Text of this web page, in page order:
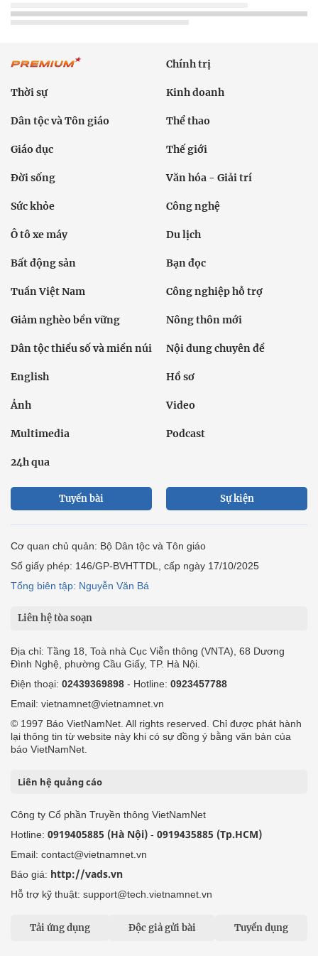
Chính trị
Thời sự Kinh doanh
Dân tộc và Tôn giáo Thể thao
Giáo dục Thế giới
Đời sống Văn hóa - Giải trí
Sức khỏe Công nghệ
Ô tô xe máy Du lịch
Bất động sản Bạn đọc
Tuần Việt Nam Công nghiệp hỗ trợ
Giảm nghèo bền vững Nông thôn mới
Dân tộc thiểu số và miền núi Nội dung chuyên đề
English Hồ sơ
Ảnh Video
Multimedia Podcast
24h qua
Tuyến bài Sự kiện
Cơ quan chủ quản: Bộ Dân tộc và Tôn giáo
Số giấy phép: 146/GP-BVHTTDL, cấp ngày 17/10/2025
Tổng biên tập: Nguyễn Văn Bá
Liên hệ tòa soạn
Địa chỉ: Tầng 18, Toà nhà Cục Viễn thông (VNTA), 68 Dương
Đình Nghệ, phường Cầu Giấy, TP. Hà Nội.
Điện thoại: 02439369898 - Hotline: 0923457788
Email: vietnamnet@vietnamnet.vn
© 1997 Báo VietNamNet. All rights reserved. Chỉ được phát hành
lại thông tin từ website này khi có sự đồng ý bằng văn bản của
báo VietNamNet.
Liên hệ quảng cáo
Công ty Cổ phần Truyền thông VietNamNet
Hotline: 0919405885 (Hà Nội) - 0919435885 (Tp.HCM)
Email: contact@vietnamnet.vn
Báo giá: http://vads.vn
Hỗ trợ kỹ thuật: support@tech.vietnamnet.vn
Tải ứng dụng Độc giả gửi bài Tuyển dụng